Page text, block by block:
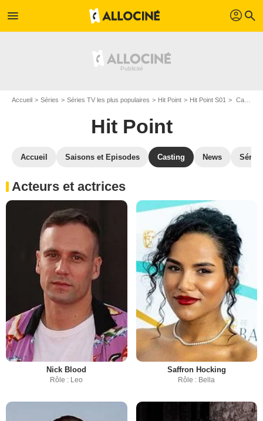
menu profil search
Accueil Séries Séries TV les plus populaires Hit Point Hit Point S01 Casting Hit Point S01
Hit Point
Accueil Saisons et Episodes Casting News
Acteurs et actrices
Nick Blood
Rôle : Leo
Saffron Hocking
Rôle : Bella